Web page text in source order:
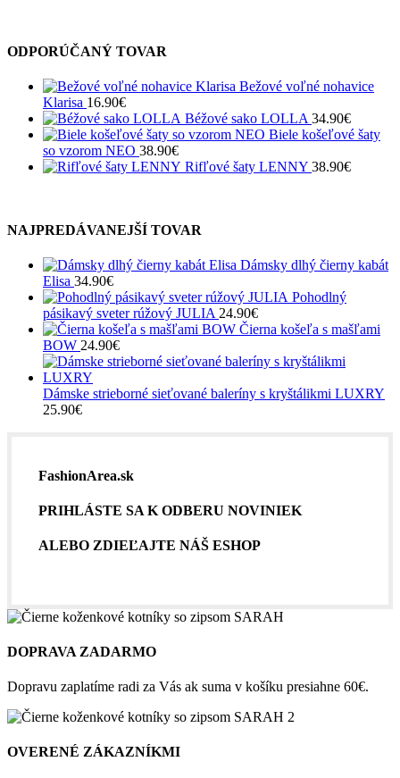
stránke
produktu.
ODPORÚČANÝ TOVAR
Bežové voľné nohavice
Klarisa 16.90€
Béžové sako LOLLA 34.90€
Biele košeľové šaty
so vzorom NEO 38.90€
Rifľové šaty LENNY 38.90€
NAJPREDÁVANEJŠÍ TOVAR
Dámsky dlhý čierny kabát
Elisa 34.90€
Pohodlný
pásikavý sveter rúžový JULIA 24.90€
Čierna košeľa s mašľami
BOW 24.90€
Dámske strieborné sieťované baleríny s kryštálikmi LUXRY
25.90€
FashionArea.sk
PRIHLÁSTE SA K ODBERU NOVINIEK
ALEBO ZDIEĽAJTE NÁŠ ESHOP
DOPRAVA ZADARMO
Dopravu zaplatíme radi za Vás ak suma v košíku presiahne 60€.
OVERENÉ ZÁKAZNÍKMI